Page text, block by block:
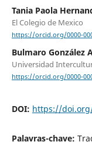
Tania Paola
El Colegio de Mexico
https://orcid.org/0000-
Bulmaro González
Universidad
https://orcid.org/0000-
DOI: https://doi.org/
Palavras-chave: